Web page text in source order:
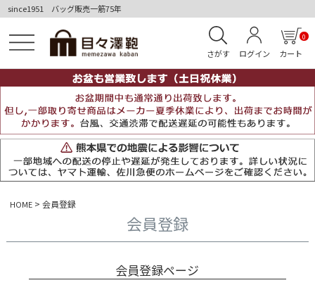
since1951 バッグ販売一筋75年
さがす ログイン カート
0
HOME 会員登録
会員登録
会員登録ページ